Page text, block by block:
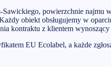
powierzchnie
obiekt obsługujemy w
kontraktu z klientem
EU Ecolabel, a każde